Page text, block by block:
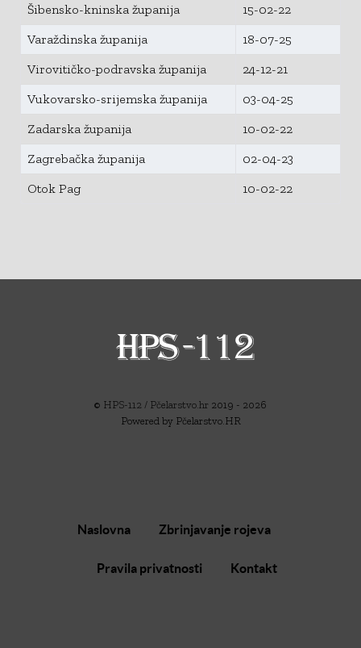
Šibensko-kninska županija
15-02-22
Varaždinska županija
18-07-25
Virovitičko-podravska županija
24-12-21
Vukovarsko-srijemska županija
03-04-25
Zadarska županija
10-02-22
Zagrebačka županija
02-04-23
Otok Pag
10-02-22
© HPS-112 / Pčelarstvo.hr 2019 - 2026
Powered by Pčelarstvo.HR
Naslovna Zbrinjavanje rojeva
Pravila privatnosti Kontakt